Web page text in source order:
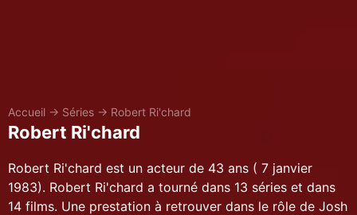
Accueil → Séries → Robert Ri'chard
Robert Ri'chard
Robert Ri'chard est un acteur de 43 ans ( 7 janvier
1983). Robert Ri'chard a tourné dans 13 séries et dans
14 films. Une prestation à retrouver dans le rôle de Josh